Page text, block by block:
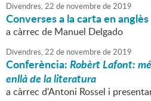
Divendres,22 de novembrede2019
Converses a la carta en anglès
a càrrec de Manuel Delgado
Divendres,22 de novembrede2019
Conferència:Robèrt Lafont:
enllà de la literatura
a càrrec d'Antoni Rossel i